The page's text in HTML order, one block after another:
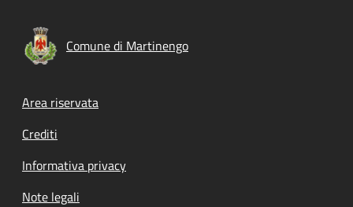
Comune di Martinengo
Footer menu
Area riservata
Crediti
Informativa privacy
Note legali